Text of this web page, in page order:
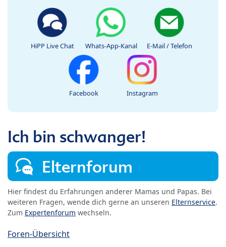
HiPP Live Chat Whats-App-Kanal E-Mail / Telefon
Facebook Instagram
Ich bin schwanger!
Elternforum
Hier findest du Erfahrungen anderer Mamas und Papas. Bei
weiteren Fragen, wende dich gerne an unseren Elternservice.
Zum Expertenforum wechseln.
Foren-Übersicht